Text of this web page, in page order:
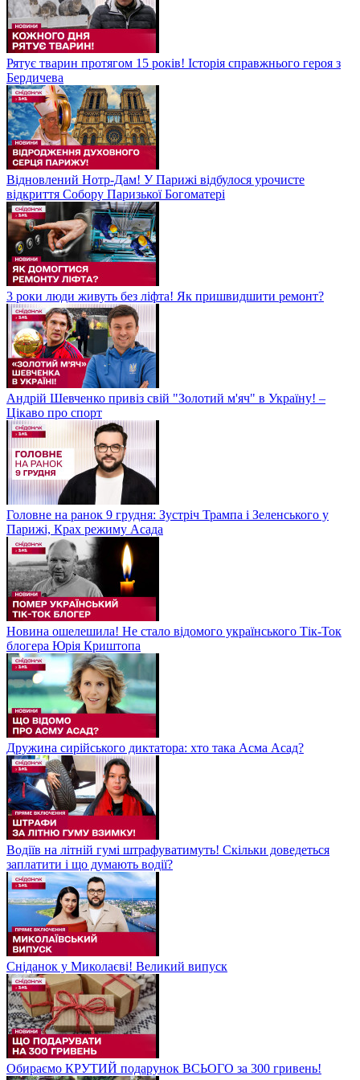
Рятує тварин протягом 15 років! Історія справжнього героя з
Бердичева
Відновлений Нотр-Дам! У Парижі відбулося урочисте
відкриття Собору Паризької Богоматері
3 роки люди живуть без ліфта! Як пришвидшити ремонт?
Андрій Шевченко привіз свій "Золотий м'яч" в Україну! –
Цікаво про спорт
Головне на ранок 9 грудня: Зустріч Трампа і Зеленського у
Парижі, Крах режиму Асада
Новина ошелешила! Не стало відомого українського Тік-Ток
блогера Юрія Криштопа
Дружина сирійського диктатора: хто така Асма Асад?
Водіїв на літній гумі штрафуватимуть! Скільки доведеться
заплатити і що думають водії?
Сніданок у Миколаєві! Великий випуск
Обираємо КРУТИЙ подарунок ВСЬОГО за 300 гривень!